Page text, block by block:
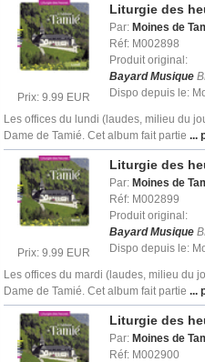
Prix: 9.99 EUR
Liturgie des
Par: Moines de
Réf: M002898
Produit original:
Bayard Musique
Dispo depuis le:
Les offices du lundi (laudes, milieu du
Dame de Tamié. Cet album fait partie ...
Prix: 9.99 EUR
Liturgie des
Par: Moines de
Réf: M002899
Produit original:
Bayard Musique
Dispo depuis le:
Les offices du mardi (laudes, milieu du
Dame de Tamié. Cet album fait partie ...
Liturgie des
Par: Moines de
Réf: M002900